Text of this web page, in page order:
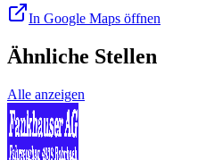
In Google Maps öffnen
Ähnliche Stellen
Alle anzeigen